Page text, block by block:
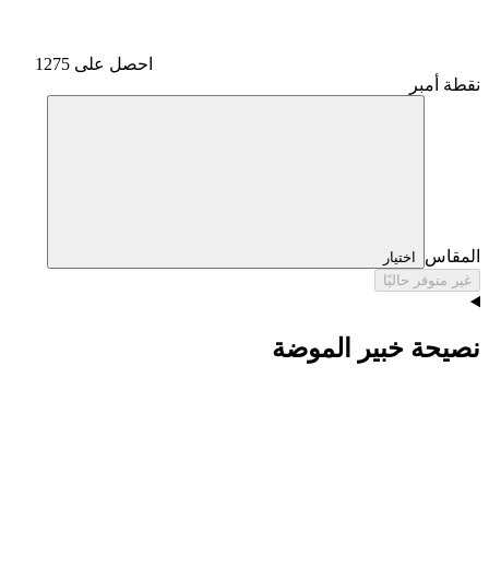
احصل على 1275
نقطة أمبر
المقاس
اختيار
غير متوفر حاليًا
نصيحة خبير الموضة